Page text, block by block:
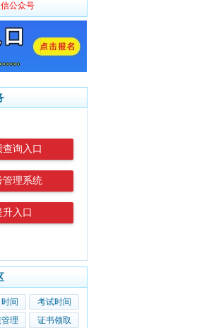
公众号
查询入口
管理系统
入口
间
考试时间
理
证书领取